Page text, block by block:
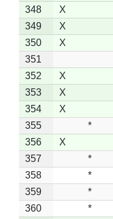
348
X
349
X
350
X
351
352
X
353
X
354
X
355
*
356
X
357
*
358
*
359
*
360
*